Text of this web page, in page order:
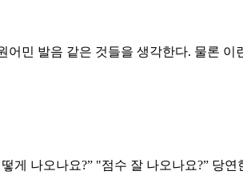
민 발음 같은 것들을 생각한다. 물론
게 나오나요?” "점수 잘 나오나요?” 당